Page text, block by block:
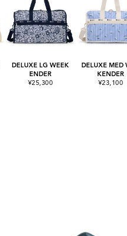
DELUXE LG WEEK
ENDER
¥25,300
DELUXE MED
KENDER
¥23,100